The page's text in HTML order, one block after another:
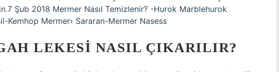
Şub 2018 Mermer Nasıl Temizlenir? -Hurok Marblehurok
Kemhop Mermer› Sararan-Mermer Nasess
LEKESI NASIL ÇIKARILIR?